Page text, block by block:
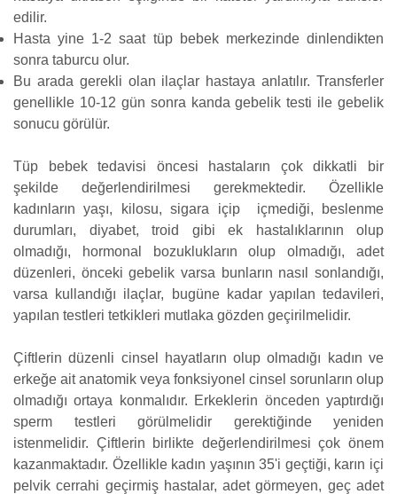
edilir.
Hasta yine 1-2 saat tüp bebek merkezinde dinlendikten
sonra taburcu olur.
Bu arada gerekli olan ilaçlar hastaya anlatılır. Transferler
genellikle 10-12 gün sonra kanda gebelik testi ile gebelik
sonucu görülür.
Tüp bebek tedavisi öncesi hastaların çok dikkatli bir
şekilde değerlendirilmesi gerekmektedir. Özellikle
kadınların yaşı, kilosu, sigara içip içmediği, beslenme
durumları, diyabet, troid gibi ek hastalıklarının olup
olmadığı, hormonal bozuklukların olup olmadığı, adet
düzenleri, önceki gebelik varsa bunların nasıl sonlandığı,
varsa kullandığı ilaçlar, bugüne kadar yapılan tedavileri,
yapılan testleri tetkikleri mutlaka gözden geçirilmelidir.
Çiftlerin düzenli cinsel hayatların olup olmadığı kadın ve
erkeğe ait anatomik veya fonksiyonel cinsel sorunların olup
olmadığı ortaya konmalıdır. Erkeklerin önceden yaptırdığı
sperm testleri görülmelidir gerektiğinde yeniden
istenmelidir. Çiftlerin birlikte değerlendirilmesi çok önem
kazanmaktadır. Özellikle kadın yaşının 35'i geçtiği, karın içi
pelvik cerrahi geçirmiş hastalar, adet görmeyen, geç adet